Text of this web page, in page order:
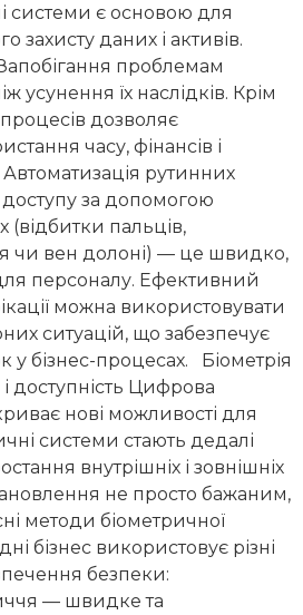
системи є основою для
захисту даних і активів.
проблемам
їх наслідків. Крім
дозволяє
часу, фінансів і
рутинних
за допомогою
(відбитки пальців,
чи вен долоні) — це швидко,
персоналу. Ефективний
можна використовувати
ситуацій, що забезпечує
у бізнес-процесах. Біометрія
і доступність Цифрова
нові можливості для
системи стають дедалі
внутрішніх і зовнішніх
не просто бажаним,
методи біометричної
бізнес використовує різні
безпеки:
— швидке та